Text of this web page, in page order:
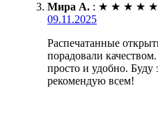
Мира А. : ★ ★ ★ ★ ★
09.11.2025
Распечатанные
порадовали качеством.
просто и удобно. Буду
рекомендую всем!